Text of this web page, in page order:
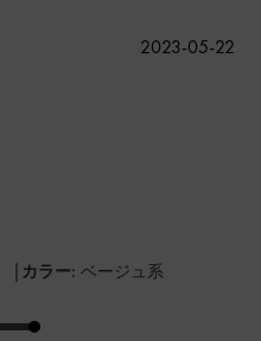
| カラー: ベージュ系
公
2023-05-22